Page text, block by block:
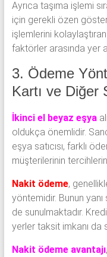
Ayrıca taşıma işlemi
için gerekli özen
işlemlerini
faktörler arasında yer
3. Ödeme
Kartı ve Diğer
İkinci el beyaz eşya
oldukça önemlidir.
eşya satıcısı, farklı
müşterilerinin
Nakit ödeme,
yöntemidir. Bunun yanı
de sunulmaktadır.
yerler taksit imkanı da
Nakit ödeme avantajı